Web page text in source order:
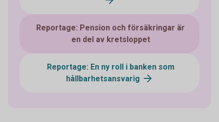
Reportage: Pension och försäkringar är
en del av kretsloppet
Reportage: En ny roll i banken som
hållbarhetsansvarig